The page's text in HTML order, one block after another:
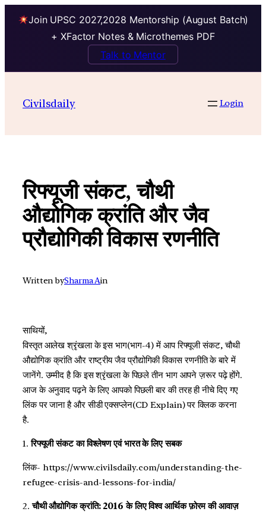
Join UPSC 2027,2028 Mentorship (August Batch)
+ XFactor Notes & Microthemes PDF
Talk to Mentor
contentCivilsdaily Login
रिफ्यूजी संकट, चौथी
औद्योगिक क्रांति और जैव
प्रौद्योगिकी विकास रणनीति
Written bySharma Ain
साथियों,
विस्तृत आलेख श्रृंखला के इस भाग(भाग-4) में आप रिफ्यूजी संकट, चौथी
औद्योगिक क्रांति और राष्ट्रीय जैव प्रौद्योगिकी विकास रणनीति के बारे में
जानेंगे. उम्मीद है कि इस श्रृंखला के पिछले तीन भाग आपने ज़रूर पढ़े होंगे.
आज के अनुवाद पढ़ने के लिए आपको पिछली बार की तरह ही नीचे दिए गए
लिंक पर जाना है और सीडी एक्सप्लेन(CD Explain) पर क्लिक करना
है.
1.रिफ्यूजी संकट का विश्लेषण एवं भारत के लिए सबक
लिंक- https://www.civilsdaily.com/understanding-the-
refugee-crisis-and-lessons-for-india/
2.चौथी औद्योगिक क्रांति: 2016 के लिए विश्व आर्थिक फ़ोरम की आवाज़